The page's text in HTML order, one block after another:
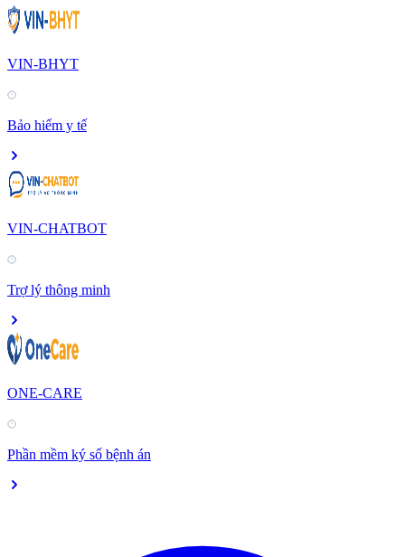
VIN-BHYT
Bảo hiểm y tế
VIN-CHATBOT
Trợ lý thông minh
ONE-CARE
Phần mềm ký số bệnh án